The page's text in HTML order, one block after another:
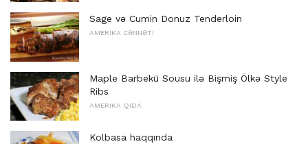
Sage və Cumin Donuz Tenderloin
AMERIKA CƏNNƏTI
Maple Barbekü Sousu ilə Bişmiş Ölkə Style
Ribs
AMERIKA QIDA
Kolbasa haqqında